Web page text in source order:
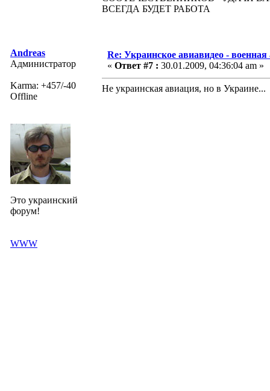
ВСЕГДА БУДЕТ РАБОТА
Andreas
Администратор
Karma: +457/-40
Offline
Это украинский
форум!
WWW
Re: Украинское авиавидео -
« Ответ #7 : 30.01.2009, 04:36:04 am »
Не украинская авиация, но в Украине...